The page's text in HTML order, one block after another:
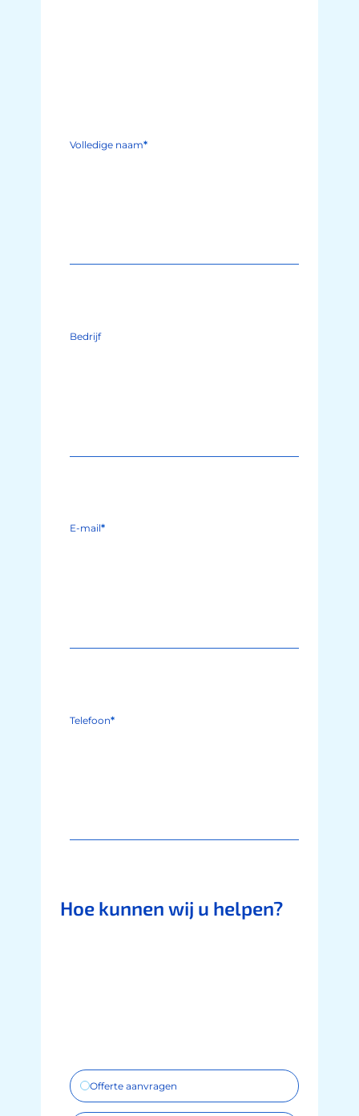
Volledige naam*
Bedrijf
E-mail*
Telefoon*
Hoe kunnen wij u helpen?
Offerte aanvragen